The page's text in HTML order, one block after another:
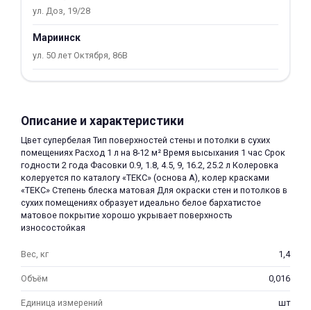
ул. Доз, 19/28
Мариинск
ул. 50 лет Октября, 86В
Описание и характеристики
Цвет супербелая Тип поверхностей стены и потолки в сухих
помещениях Расход 1 л на 8-12 м² Время высыхания 1 час Срок
годности 2 года Фасовки 0.9, 1.8, 4.5, 9, 16.2, 25.2 л Колеровка
колеруется по каталогу «ТЕКС» (основа А), колер красками
«ТЕКС» Степень блеска матовая Для окраски стен и потолков в
сухих помещениях образует идеально белое бархатистое
матовое покрытие хорошо укрывает поверхность
износостойкая
Вес, кг 1,4
Объём 0,016
Единица измерений шт
недели